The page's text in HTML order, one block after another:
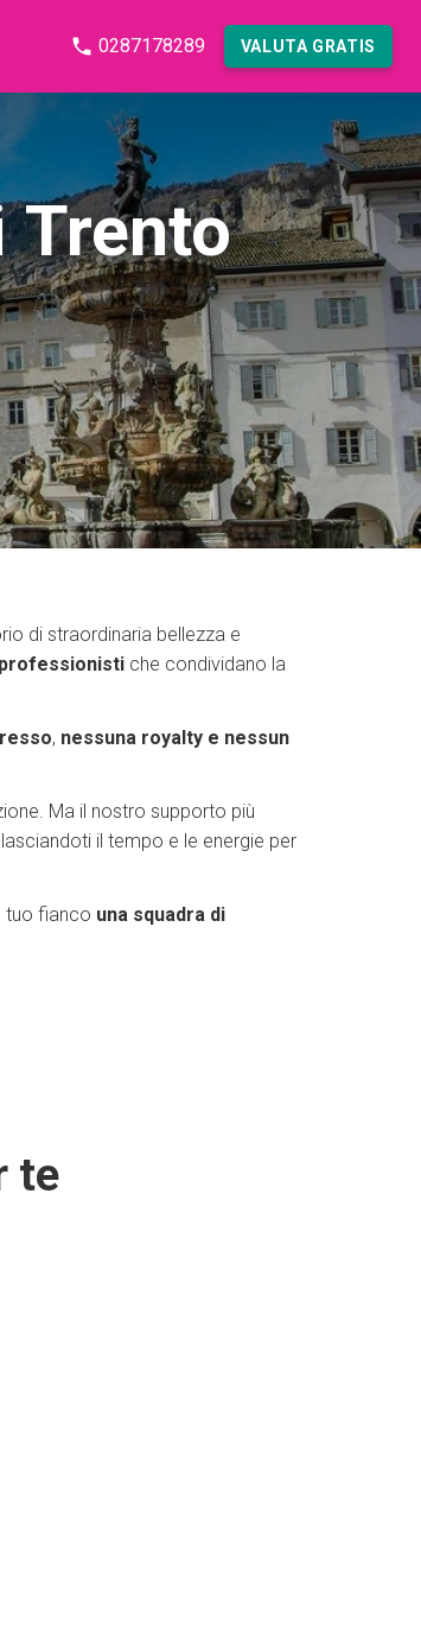
0287178289 VALUTA GRATIS
Trento
di straordinaria bellezza e
professionisti che condividano la
, nessuna royalty e nessun
Ma il nostro supporto più
lasciandoti il tempo e le energie per
tuo fianco una squadra di
te